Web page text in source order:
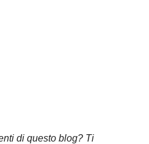
di questo blog? Ti